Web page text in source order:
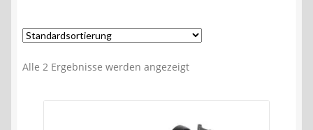
Alle 2 Ergebnisse werden angezeigt